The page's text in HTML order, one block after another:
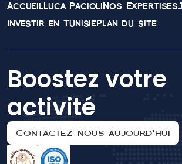
AccueilLuca PacioliNos Expertises
Investir en TunisiePlan du site
Boostez votre
activité
Contactez-nous aujourd'hui